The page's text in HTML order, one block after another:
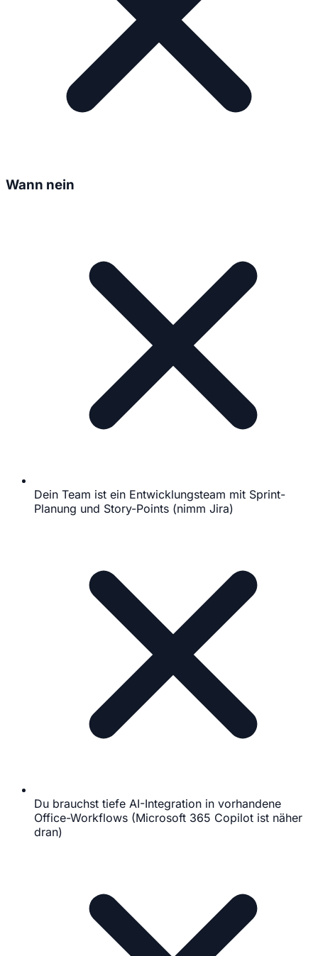
Wann nein
Dein Team ist ein Entwicklungsteam mit Sprint-
Planung und Story-Points (nimm Jira)
Du brauchst tiefe AI-Integration in vorhandene
Office-Workflows (Microsoft 365 Copilot ist näher
dran)